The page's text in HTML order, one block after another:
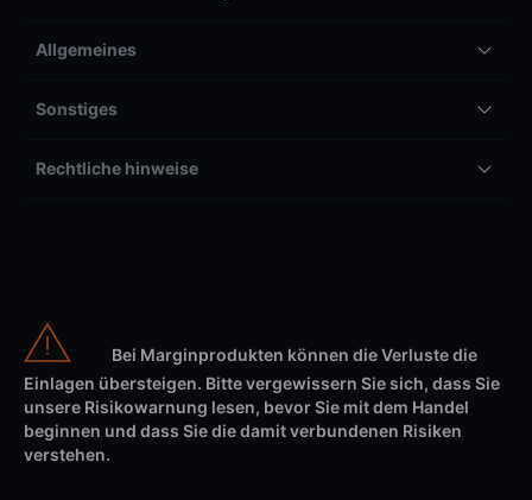
Allgemeines
Sonstiges
Rechtliche hinweise
Bei Marginprodukten können die Verluste die
Einlagen übersteigen. Bitte vergewissern Sie sich, dass Sie
unsere Risikowarnung lesen, bevor Sie mit dem Handel
beginnen und dass Sie die damit verbundenen Risiken
verstehen.